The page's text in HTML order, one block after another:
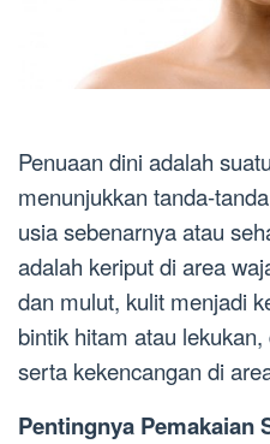
Penuaan dini adalah
menunjukkan tanda-
usia sebenarnya atau
adalah keriput di area
dan mulut, kulit menjadi
bintik hitam atau
serta kekencangan di
Pentingnya Pemakaian